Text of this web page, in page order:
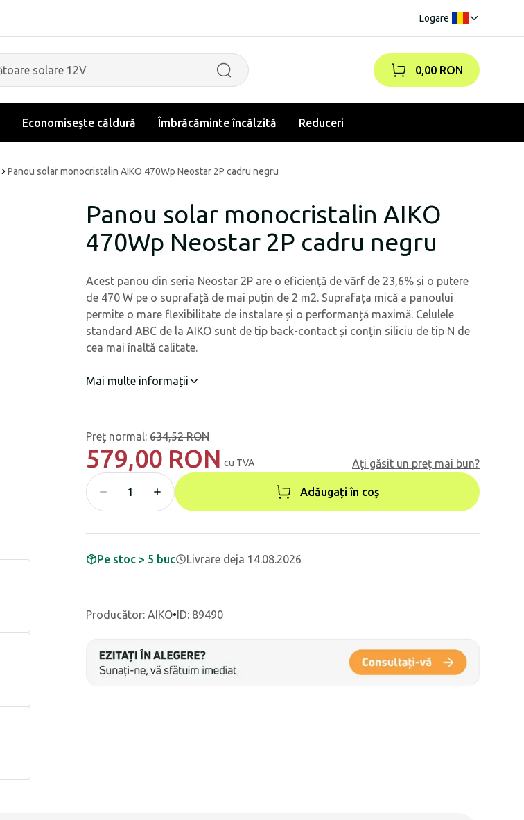
Logare
0,00 RON
Economisește căldură Îmbrăcăminte încălzită Reduceri
Panou solar monocristalin AIKO 470Wp Neostar 2P cadru negru
Panou solar monocristalin AIKO
470Wp Neostar 2P cadru negru
Acest panou din seria Neostar 2P are o eficiență de vârf de 23,6% și o putere
de 470 W pe o suprafață de mai puțin de 2 m2. Suprafața mică a panoului
permite o mare flexibilitate de instalare și o performanță maximă. Celulele
standard ABC de la AIKO sunt de tip back-contact și conțin siliciu de tip N de
cea mai înaltă calitate.
Mai multe informații
Preț normal: 634,52 RON
579,00 RON cu TVA Ați găsit un preț mai bun?
Adăugați în coș
Pe stoc > 5 buc Livrare deja 14.08.2026
Producător: AIKO•ID: 89490